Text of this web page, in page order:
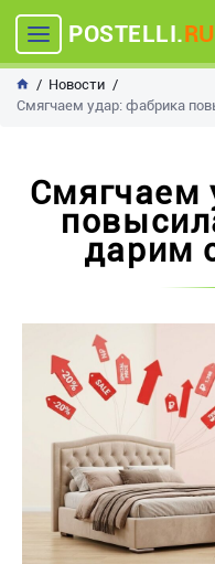
POSTELLI.RU
Новости
Смягчаем удар: фабрика
Смягчаем
дарим